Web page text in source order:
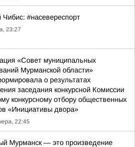
#насевереспорт
23:27
«Совет муниципальных
Мурманской области»
о результатах
заседания конкурсной Комиссии
конкурсному отбору общественных
«Инициативы двора»
22:45
Мурманск — это произведение